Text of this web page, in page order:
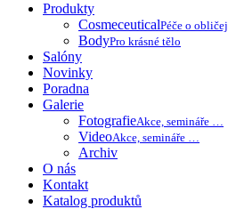
Produkty
CosmeceuticalPéče o obličej
BodyPro krásné tělo
Salóny
Novinky
Poradna
Galerie
FotografieAkce, semináře …
VideoAkce, semináře …
Archiv
O nás
Kontakt
Katalog produktů